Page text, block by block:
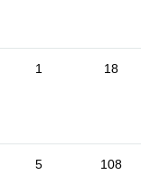
1 18
5 108